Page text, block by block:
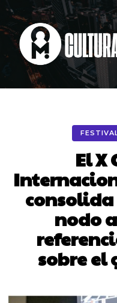
El X
nodo
sobre el